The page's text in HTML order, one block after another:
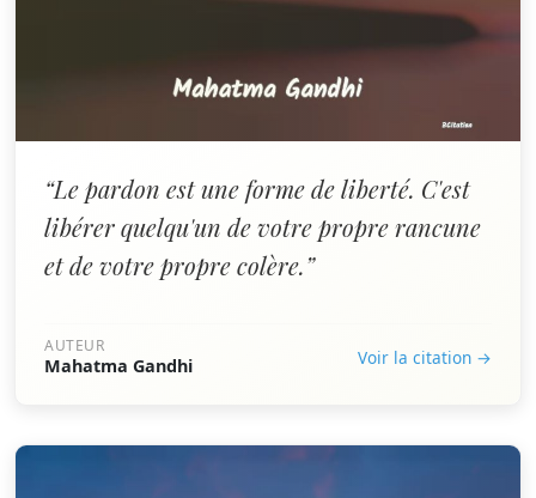
“Le pardon est une forme de liberté. C'est
libérer quelqu'un de votre propre rancune
et de votre propre colère.”
AUTEUR
Mahatma Gandhi Voir la citation →